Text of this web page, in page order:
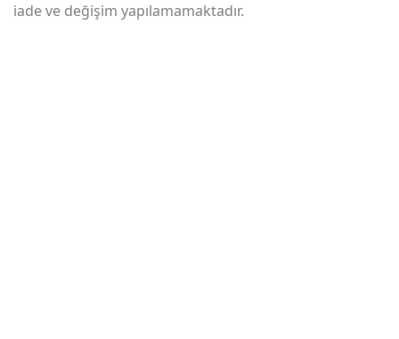
iade ve değişim yapılamamaktadır.